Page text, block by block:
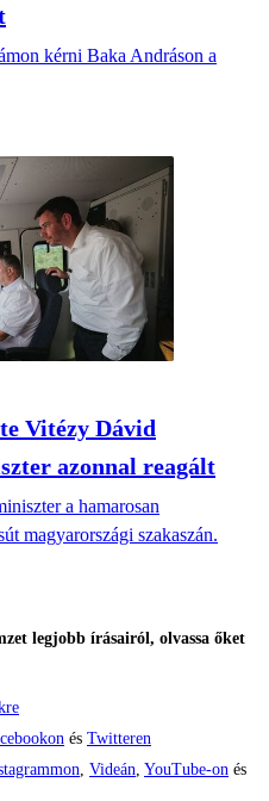
kérni Baka Andráson a
Vitézy Dávid
azonnal reagált
a hamarosan
magyarországi szakaszán.
legjobb írásairól, olvassa őket
és Twitteren
, Videán, YouTube-on és